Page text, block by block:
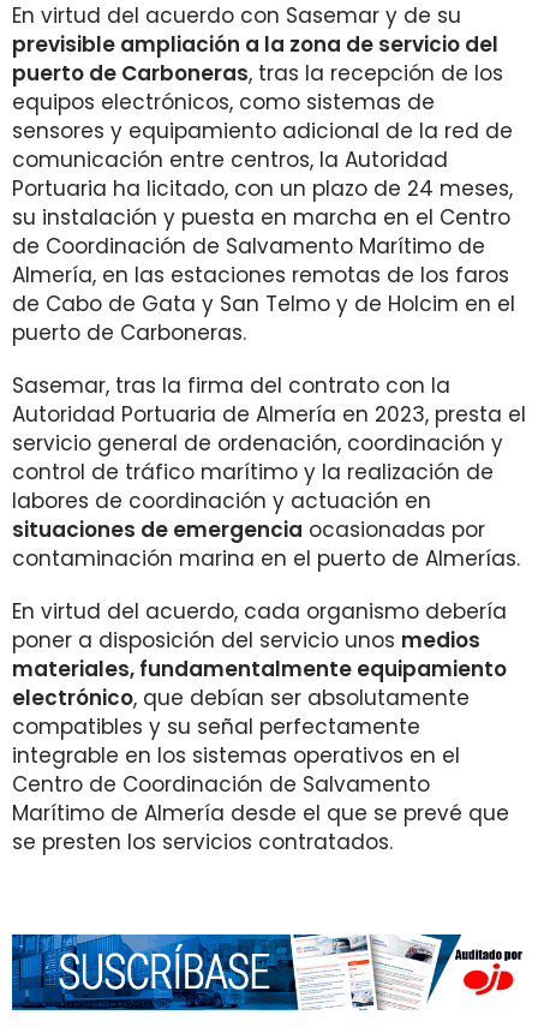
En virtud del acuerdo con Sasemar y de su
previsible ampliación a la zona de servicio del
puerto de Carboneras, tras la recepción de los
equipos electrónicos, como sistemas de
sensores y equipamiento adicional de la red de
comunicación entre centros, la Autoridad
Portuaria ha licitado, con un plazo de 24 meses,
su instalación y puesta en marcha en el Centro
de Coordinación de Salvamento Marítimo de
Almería, en las estaciones remotas de los faros
de Cabo de Gata y San Telmo y de Holcim en el
puerto de Carboneras.
Sasemar, tras la firma del contrato con la
Autoridad Portuaria de Almería en 2023, presta el
servicio general de ordenación, coordinación y
control de tráfico marítimo y la realización de
labores de coordinación y actuación en
situaciones de emergencia ocasionadas por
contaminación marina en el puerto de Almerías.
En virtud del acuerdo, cada organismo debería
poner a disposición del servicio unos medios
materiales, fundamentalmente equipamiento
electrónico, que debían ser absolutamente
compatibles y su señal perfectamente
integrable en los sistemas operativos en el
Centro de Coordinación de Salvamento
Marítimo de Almería desde el que se prevé que
se presten los servicios contratados.